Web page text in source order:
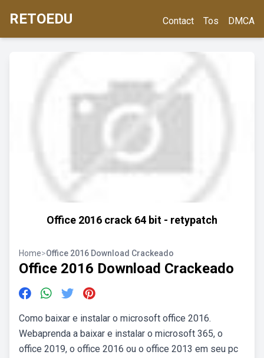
RETOEDU Contact Tos DMCA
Office 2016 crack 64 bit - retypatch
Home>Office 2016 Download Crackeado
Office 2016 Download Crackeado
Como baixar e instalar o microsoft office 2016.
Webaprenda a baixar e instalar o microsoft 365, o
office 2019, o office 2016 ou o office 2013 em seu pc